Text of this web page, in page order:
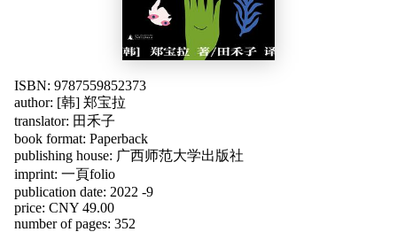
ISBN: 9787559852373
author: [韩] 郑宝拉
translator: 田禾子
book format: Paperback
publishing house: 广西师范大学出版社
imprint: 一頁folio
publication date: 2022 -9
price: CNY 49.00
number of pages: 352